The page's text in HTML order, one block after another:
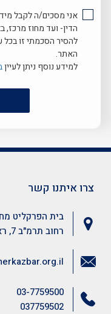
אני מסכים/ה לקבל
הדין- ועד מחוז
להסיר הסכמתי זו
האתר.
למידע נוסף ניתן לעיין
צרו איתנו קשר
בית הפרקליט
רחוב תרמ"ב 7, ראשון לציון
03-7759500
037759502